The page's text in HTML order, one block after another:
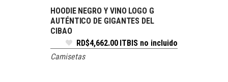
SELECCIONAR OPCIONES
HOODIE NEGRO Y VINO LOGO G
AUTÉNTICO DE GIGANTES DEL
CIBAO
RD$4,662.00 ITBIS no incluido
Camisetas